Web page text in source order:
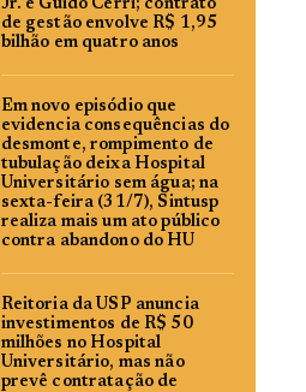
Jr. e Guido Cerri; contrato
de gestão envolve R$ 1,95
bilhão em quatro anos
Em novo episódio que
evidencia consequências do
desmonte, rompimento de
tubulação deixa Hospital
Universitário sem água; na
sexta-feira (31/7), Sintusp
realiza mais um ato público
contra abandono do HU
Reitoria da USP anuncia
investimentos de R$ 50
milhões no Hospital
Universitário, mas não
prevê contratação de